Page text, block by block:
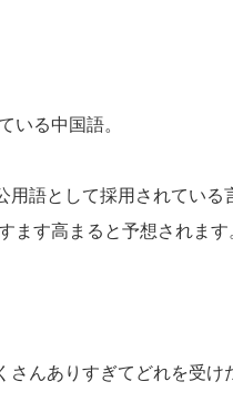
いる中国語。
用語として採用されて
す高まると予想されます
んありすぎてどれを受